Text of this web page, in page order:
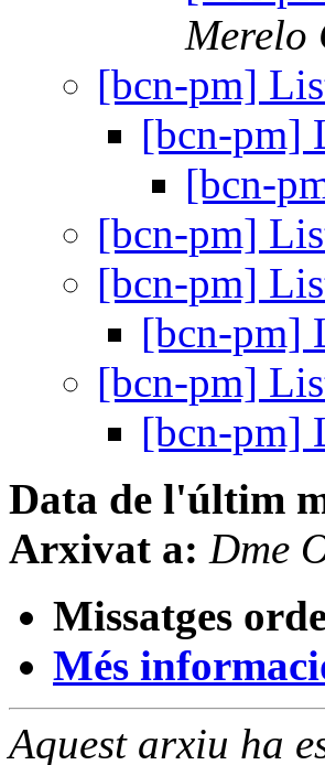
Merelo
[bcn-pm]
[bcn-pm]
[bcn-
[bcn-pm]
[bcn-pm]
[bcn-pm]
[bcn-pm]
[bcn-pm]
Data de l'últim
Arxivat a: Dme
Missatges
Més
Aquest arxiu ha